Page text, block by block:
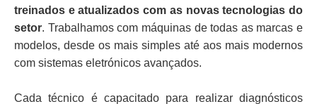
treinados e atualizados com as novas tecnologias do
setor. Trabalhamos com máquinas de todas as marcas e
modelos, desde os mais simples até aos mais modernos
com sistemas eletrónicos avançados.
Cada técnico é capacitado para realizar diagnósticos